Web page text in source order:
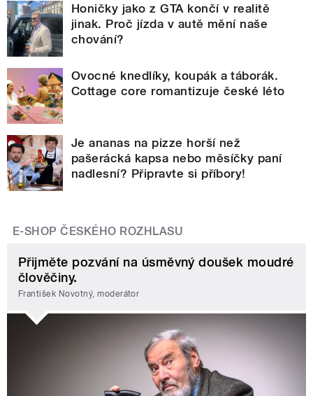
Honičky jako z GTA končí v realitě
jinak. Proč jízda v autě mění naše
chování?
Ovocné knedlíky, koupák a táborák.
Cottage core romantizuje české léto
Je ananas na pizze horší než
pašerácká kapsa nebo měsíčky paní
nadlesní? Připravte si příbory!
E-SHOP ČESKÉHO ROZHLASU
Přijměte pozvání na úsměvný doušek moudré
člověčiny.
František Novotný, moderátor